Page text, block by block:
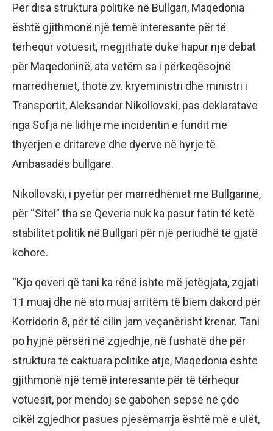
Për disa struktura politike në Bullgari, Maqedonia
është gjithmonë një temë interesante për të
tërhequr votuesit, megjithatë duke hapur një debat
për Maqedoninë, ata vetëm sa i përkeqësojnë
marrëdhëniet, thotë zv. kryeministri dhe ministri i
Transportit, Aleksandar Nikollovski, pas deklaratave
nga Sofja në lidhje me incidentin e fundit me
thyerjen e dritareve dhe dyerve në hyrje të
Ambasadës bullgare.
Nikollovski, i pyetur për marrëdhëniet me Bullgarinë,
për “Sitel” tha se Qeveria nuk ka pasur fatin të ketë
stabilitet politik në Bullgari për një periudhë të gjatë
kohore.
“Kjo qeveri që tani ka rënë ishte më jetëgjata, zgjati
11 muaj dhe në ato muaj arritëm të biem dakord për
Korridorin 8, për të cilin jam veçanërisht krenar. Tani
po hyjnë përsëri në zgjedhje, në fushatë dhe për
struktura të caktuara politike atje, Maqedonia është
gjithmonë një temë interesante për të tërhequr
votuesit, por mendoj se gabohen sepse në çdo
cikël zgjedhor pasues pjesëmarrja është më e ulët,